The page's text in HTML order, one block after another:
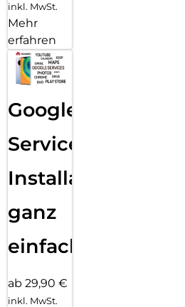
inkl. MwSt.
Mehr
erfahren
Google
Services
Installation
ganz
einfach
ab 29,90 €
inkl. MwSt.